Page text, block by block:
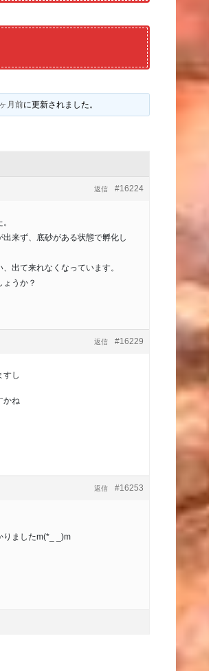
月前に更新されました。
#16224
返信
来ず、底砂がある状態で孵化し
出て来れなくなっています。
うか？
#16229
返信
すし
かね
#16253
返信
りましたm(*_ _)m